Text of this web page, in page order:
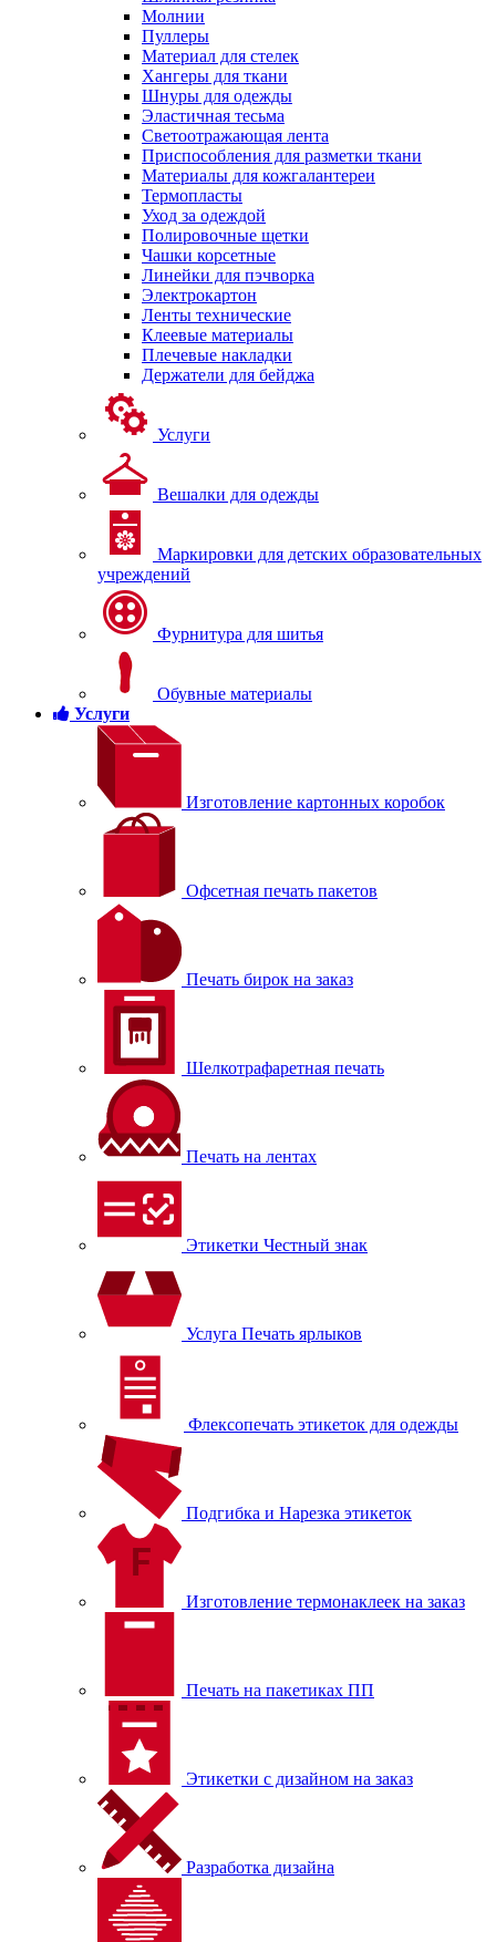
Молнии
Пуллеры
Материал для стелек
Хангеры для ткани
Шнуры для одежды
Эластичная тесьма
Светоотражающая лента
Приспособления для разметки ткани
Материалы для кожгалантереи
Термопласты
Уход за одеждой
Полировочные щетки
Чашки корсетные
Линейки для пэчворка
Электрокартон
Ленты технические
Клеевые материалы
Плечевые накладки
Держатели для бейджа
Услуги
Вешалки для одежды
Маркировки для детских образовательных
учреждений
Фурнитура для шитья
Обувные материалы
Услуги
Изготовление картонных коробок
Офсетная печать пакетов
Печать бирок на заказ
Шелкотрафаретная печать
Печать на лентах
Этикетки Честный знак
Услуга Печать ярлыков
Флексопечать этикеток для одежды
Подгибка и Нарезка этикеток
Изготовление термонаклеек на заказ
Печать на пакетиках ПП
Этикетки с дизайном на заказ
Разработка дизайна